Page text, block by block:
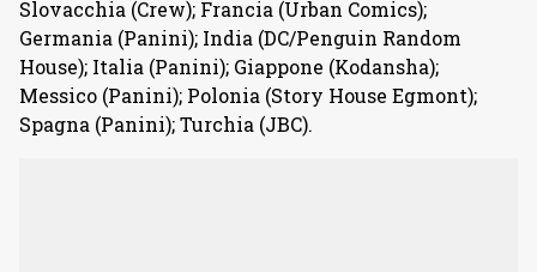
Slovacchia (Crew); Francia (Urban Comics);
Germania (Panini); India (DC/Penguin Random
House); Italia (Panini); Giappone (Kodansha);
Messico (Panini); Polonia (Story House Egmont);
Spagna (Panini); Turchia (JBC).